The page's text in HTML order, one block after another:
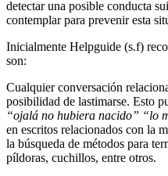
detectar una posible conducta
contemplar para prevenir esta
Inicialmente Helpguide (s.f)
son:
Cualquier conversación
posibilidad de lastimarse. Esto
“ojalá no hubiera nacido” “lo
en escritos relacionados con la
la búsqueda de métodos para
píldoras, cuchillos, entre otros.